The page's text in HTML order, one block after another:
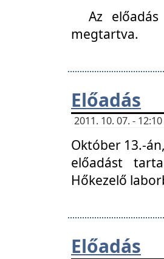
Az
megtartva.
Előadás
2011. 10. 07. -
Október 13.-
előadást
Hőkezelő
Előadás